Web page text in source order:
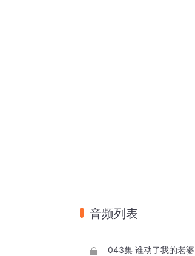
音频列表
043集 谁动了我的老婆